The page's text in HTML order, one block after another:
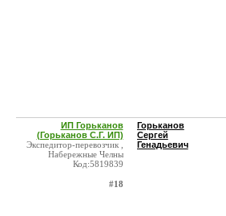
ИП Горьканов
(Горьканов С.Г. ИП)
Экспедитор-перевозчик ,
Набережные Челны
Код:5819839
#18
Горьканов
Сергей
Генадьевич